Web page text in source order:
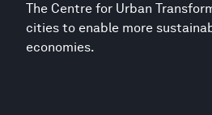
The Centre for Urban
cities to enable more
economies.